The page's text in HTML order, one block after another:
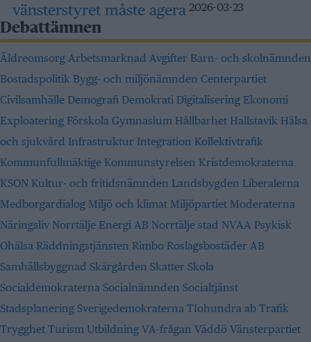
vänsterstyret måste agera 2026-03-23
Debattämnen
Äldreomsorg Arbetsmarknad Avgifter Barn- och skolnämnden
Bostadspolitik Bygg- och miljönämnden Centerpartiet
Civilsamhälle Demografi Demokrati Digitalisering Ekonomi
Exploatering Förskola Gymnasium Hållbarhet Hallstavik Hälsa
och sjukvård Infrastruktur Integration Kollektivtrafik
Kommunfullmäktige Kommunstyrelsen Kristdemokraterna
KSON Kultur- och fritidsnämnden Landsbygden Liberalerna
Medborgardialog Miljö och klimat Miljöpartiet Moderaterna
Näringsliv Norrtälje Energi AB Norrtälje stad NVAA Psykisk
Ohälsa Räddningstjänsten Rimbo Roslagsbostäder AB
Samhällsbyggnad Skärgården Skatter Skola
Socialdemokraterna Socialnämnden Socialtjänst
Stadsplanering Sverigedemokraterna TIohundra ab Trafik
Trygghet Turism Utbildning VA-frågan Väddö Vänsterpartiet